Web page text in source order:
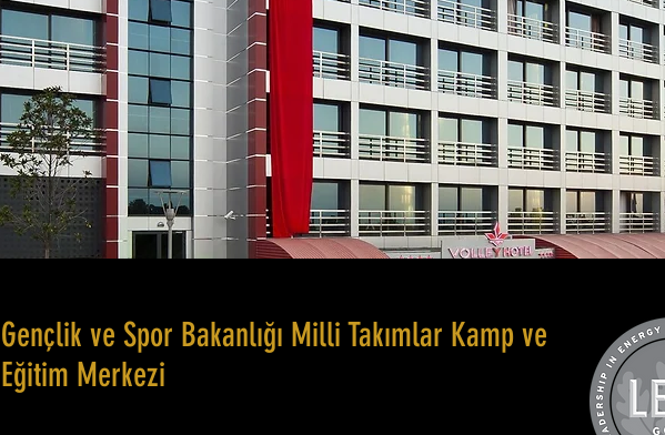
Gençlik ve Spor Bakanlığı Milli Takımlar Kamp ve
Eğitim Merkezi